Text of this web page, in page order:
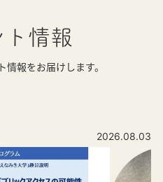
ト情報
報をお届けします。
2026.08.03